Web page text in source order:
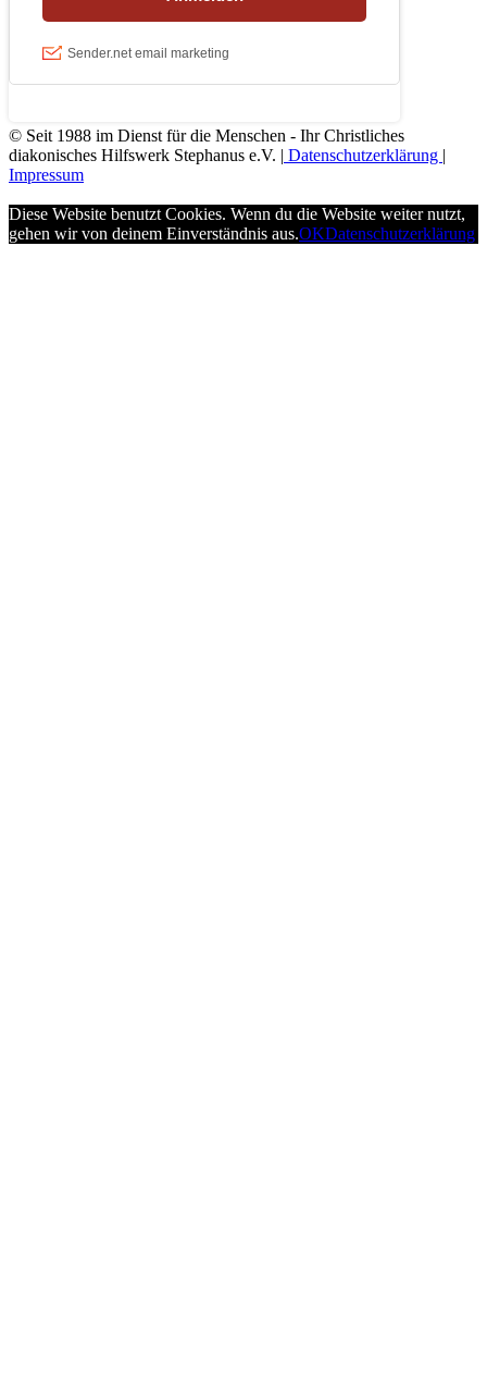
© Seit 1988 im Dienst für die Menschen - Ihr Christliches
diakonisches Hilfswerk Stephanus e.V. |
Datenschutzerklärung
Impressum
Diese Website benutzt Cookies. Wenn du die Website weiter nutzt,
gehen wir von deinem Einverständnis aus.OKDatenschutzerklärung